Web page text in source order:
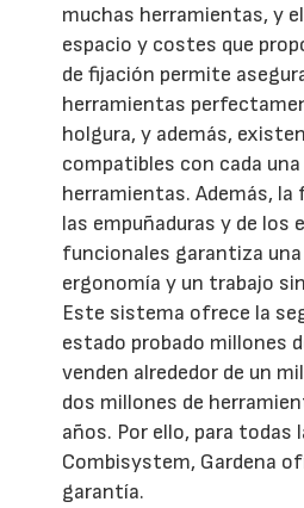
muchas herramientas, y
espacio y costes que
de fijación permite
herramientas
holgura, y además,
compatibles con cada una
herramientas. Además, la
las empuñaduras y de los
funcionales garantiza
ergonomía y un trabajo
Este sistema ofrece la
estado probado millones
venden alrededor de un
dos millones de
años. Por ello, para todas
Combisystem, Gardena
garantía.